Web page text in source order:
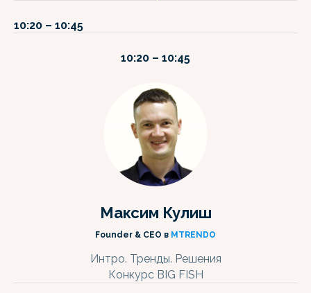
10:20 – 10:45
10:20 – 10:45
Максим Кулиш
Founder & CEO в MTRENDO
Интро. Тренды. Решения
Конкурс BIG FISH